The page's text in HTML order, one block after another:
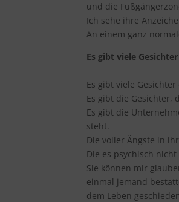
und die
Ich sehe ihre
An einem ganz
Es gibt viele
Es gibt viele
Es gibt die Gesichter,
Es gibt die
steht.
Die voller Ängste in
Die es psychisch
Sie können mir
einmal jemand
dem Leben